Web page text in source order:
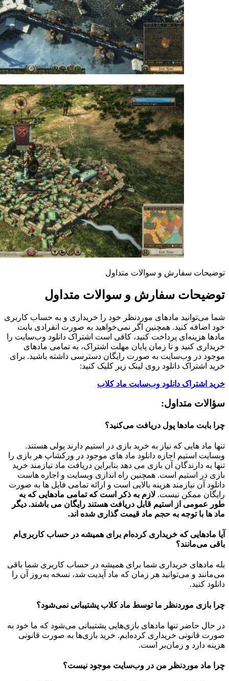
توضیحات سفارش و سوالات متداول
توضیحات سفارش و سوالات متداول
شما می‌توانید مادهای موردنظر خود را خریداری و به حساب کاربری
خود اضافه کنید. همچنین اگر نمی‌خواهید به صورت انفرادی بابت
مادها هزینه‌ای پرداخت کنید، کافی است اشتراک دانلود وب‌سایت را
خریداری کنید و تا زمان پایان مهلت اشتراک، به تمامی مادهای
موجود در وب‌سایت به صورت رایگان دسترسی داشته باشید. برای
خرید اشتراک دانلود روی لینک زیر کلیک کنید:
خرید اشتراک دانلود وب‌سایت ماد کلاب
سؤالات متداول:
چرا بابت مادها پول دریافت می‌کنید؟
تنها ماد هایی که نیاز به خرید بازی در استیم دارند پولی هستند.
وبسایت استیم اجازه دانلود ماد های موجود در ورکشاپ هر بازی را
تنها به دارندگان آن بازی می دهد بنابراین دریافت ماد نیازمند خرید
بازی در استیم است. همچنین راه اندازی وبسایت و اجاره هاست
دانلود آن نیازمند هزینه بالایی است و ارائه تمامی فایل ها به صورت
رایگان ممکن نیست. لازم به ذکر است که تمامی مادهایی که به
طور عمومی از استیم قابل دریافت هستند رایگان می باشند. دیگر
ماد ها با توجه به حجم ماد قیمت گذاری شده اند.
آیا مادهایی که خریداری کرده‌ام برای همیشه در حساب‌ کاربری‌ام
باقی می‌مانند؟
بله مادهای خریداری شما برای همیشه در حساب کاربری شما باقی
می‌مانند و می‌توانید هر زمان که ماد آپدیت شد، نسخه به‌روز آن را
دانلود کنید.
چرا بازی موردنظر ما توسط ماد کلاب پشتیبانی نمی‌شود؟
در حال حاضر تنها مادهای بازی‌هایی پشتیبانی می‌شود که ما خود به
صورت قانونی خریداری کرده‌ایم. خرید بازی‌ها به صورت قانونی
هزینه دارد و زمان‌بر است.
چرا ماد موردنظر من در وب‌سایت موجود نیست؟